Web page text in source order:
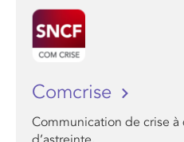
Comcrise
Communication de crise